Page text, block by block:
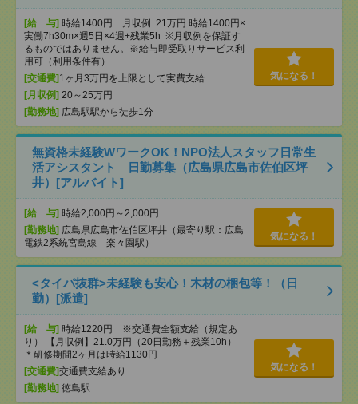
[給 与] 時給1400円 月収例 21万円 時給1400円×
実働7h30m×週5日×4週+残業5h ※月収例を保証す
るものではありません。※給与即受取りサービス利
用可（利用条件有）
[交通費]1ヶ月3万円を上限として実費支給
[月収例] 20～25万円
[勤務地] 広島駅駅から徒歩1分
気になる！
無資格未経験WワークOK！NPO法人スタッフ日常生
活アシスタント 日勤募集（広島県広島市佐伯区坪
井）[アルバイト]
[給 与] 時給2,000円～2,000円
[勤務地] 広島県広島市佐伯区坪井（最寄り駅：広島
電鉄2系統宮島線 楽々園駅）
気になる！
<タイパ抜群>未経験も安心！木材の梱包等！（日
勤）[派遣]
[給 与] 時給1220円 ※交通費全額支給（規定あ
り） 【月収例】21.0万円（20日勤務＋残業10h）
＊研修期間2ヶ月は時給1130円
[交通費]交通費支給あり
[勤務地] 徳島駅
気になる！